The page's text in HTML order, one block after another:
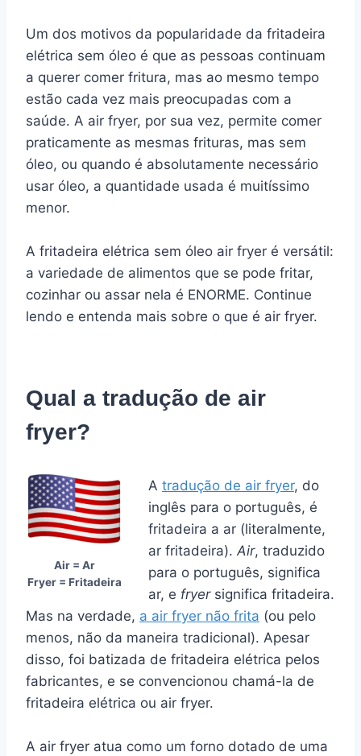
Um dos motivos da popularidade da fritadeira
elétrica sem óleo é que as pessoas continuam
a querer comer fritura, mas ao mesmo tempo
estão cada vez mais preocupadas com a
saúde. A air fryer, por sua vez, permite comer
praticamente as mesmas frituras, mas sem
óleo, ou quando é absolutamente necessário
usar óleo, a quantidade usada é muitíssimo
menor.
A fritadeira elétrica sem óleo air fryer é versátil:
a variedade de alimentos que se pode fritar,
cozinhar ou assar nela é ENORME. Continue
lendo e entenda mais sobre o que é air fryer.
Qual a tradução de air
fryer?
Air = Ar
Fryer = Fritadeira
A tradução de air fryer, do
inglês para o português, é
fritadeira a ar (literalmente,
ar fritadeira). Air, traduzido
para o português, significa
ar, e fryersignifica fritadeira.
Mas na verdade, a air fryer não frita (ou pelo
menos, não da maneira tradicional). Apesar
disso, foi batizada de fritadeira elétrica pelos
fabricantes, e se convencionou chamá-la de
fritadeira elétrica ou air fryer.
A air fryer atua como um forno dotado de uma